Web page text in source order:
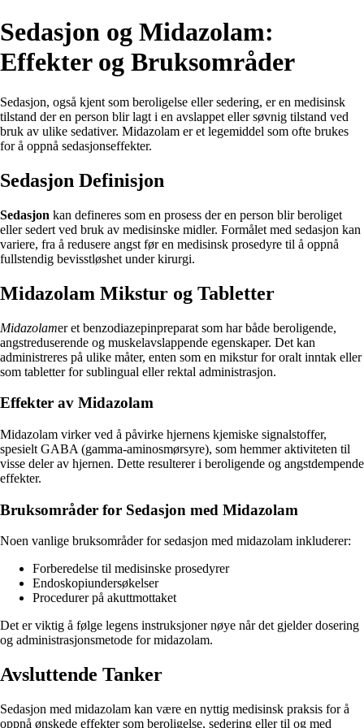
Sedasjon og Midazolam:
Effekter og Bruksområder
Sedasjon, også kjent som beroligelse eller sedering, er en medisinsk
tilstand der en person blir lagt i en avslappet eller søvnig tilstand ved
bruk av ulike sedativer. Midazolam er et legemiddel som ofte brukes
for å oppnå sedasjonseffekter.
Sedasjon Definisjon
Sedasjon kan defineres som en prosess der en person blir beroliget
eller sedert ved bruk av medisinske midler. Formålet med sedasjon kan
variere, fra å redusere angst før en medisinsk prosedyre til å oppnå
fullstendig bevisstløshet under kirurgi.
Midazolam Mikstur og Tabletter
Midazolamer et benzodiazepinpreparat som har både beroligende,
angstreduserende og muskelavslappende egenskaper. Det kan
administreres på ulike måter, enten som en mikstur for oralt inntak eller
som tabletter for sublingual eller rektal administrasjon.
Effekter av Midazolam
Midazolam virker ved å påvirke hjernens kjemiske signalstoffer,
spesielt GABA (gamma-aminosmørsyre), som hemmer aktiviteten til
visse deler av hjernen. Dette resulterer i beroligende og angstdempende
effekter.
Bruksområder for Sedasjon med Midazolam
Noen vanlige bruksområder for sedasjon med midazolam inkluderer:
Forberedelse til medisinske prosedyrer
Endoskopiundersøkelser
Procedurer på akuttmottaket
Det er viktig å følge legens instruksjoner nøye når det gjelder dosering
og administrasjonsmetode for midazolam.
Avsluttende Tanker
Sedasjon med midazolam kan være en nyttig medisinsk praksis for å
oppnå ønskede effekter som beroligelse, sedering eller til og med